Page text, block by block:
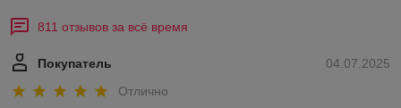
811 отзывов за всё время
04.07.2025
Покупатель
Отлично